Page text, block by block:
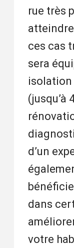
rue très
ces cas
sera
(jusqu’à
d’un
dans
votre